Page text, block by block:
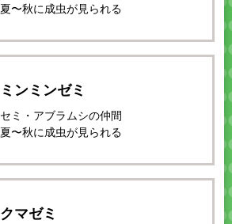
夏〜秋に成虫が見られる
ミンミンゼミ
セミ・アブラムシの仲間
夏〜秋に成虫が見られる
クマゼミ